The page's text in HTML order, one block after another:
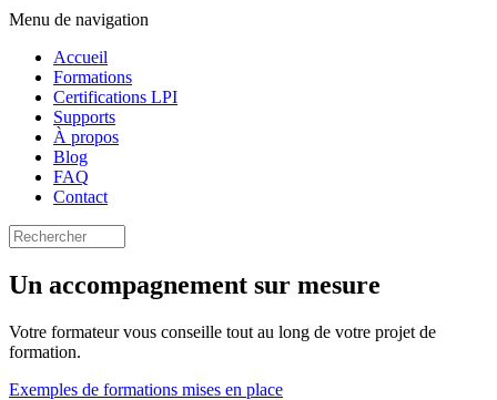
Menu de navigation
Accueil
Formations
Certifications LPI
Supports
À propos
Blog
FAQ
Contact
Un accompagnement sur mesure
Votre formateur vous conseille tout au long de votre projet de
formation.
Exemples de formations mises en place